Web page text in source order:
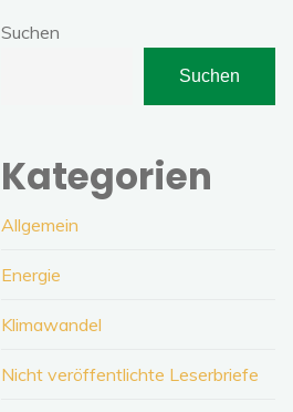
Suchen
Suchen
Kategorien
Allgemein
Energie
Klimawandel
Nicht veröffentlichte Leserbriefe